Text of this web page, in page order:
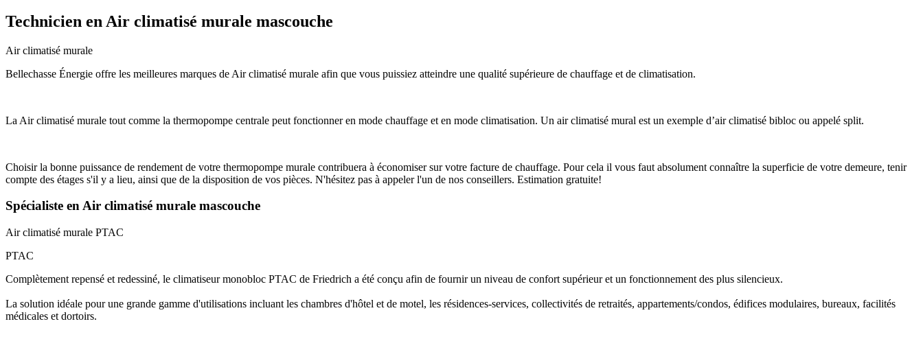
Technicien en Air climatisé murale mascouche
Air climatisé murale
Bellechasse Énergie offre les meilleures marques de Air climatisé murale afin que vous puissiez atteindre une qualité supérieure de chauffage et de climatisation.
La Air climatisé murale tout comme la thermopompe centrale peut fonctionner en mode chauffage et en mode climatisation. Un air climatisé mural est un exemple d’air climatisé bibloc ou appelé split.
Choisir la bonne puissance de rendement de votre thermopompe murale contribuera à économiser sur votre facture de chauffage. Pour cela il vous faut absolument connaître la superficie de votre demeure, tenir
compte des étages s'il y a lieu, ainsi que de la disposition de vos pièces. N'hésitez pas à appeler l'un de nos conseillers. Estimation gratuite!
Spécialiste en Air climatisé murale mascouche
Air climatisé murale PTAC
PTAC
Complètement repensé et redessiné, le climatiseur monobloc PTAC de Friedrich a été conçu afin de fournir un niveau de confort supérieur et un fonctionnement des plus silencieux.
La solution idéale pour une grande gamme d'utilisations incluant les chambres d'hôtel et de motel, les résidences-services, collectivités de retraités, appartements/condos, édifices modulaires, bureaux, facilités
médicales et dortoirs.